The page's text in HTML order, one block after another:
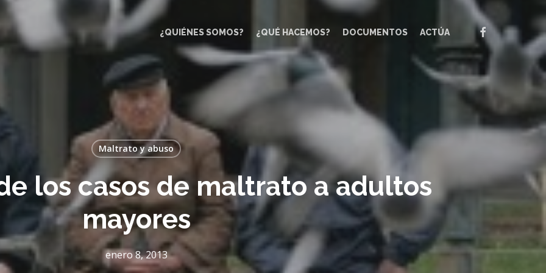
¿QUIÉNES SOMOS? ¿QUÉ HACEMOS? DOCUMENTOS ACTÚA FACEBOOK
Maltrato y abuso
los casos de maltrato a adultos
mayores
enero 8, 2013